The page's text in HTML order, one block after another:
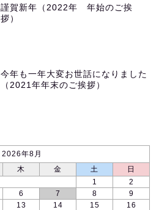
謹賀新年（2022年 年始のご挨
拶）
今年も一年大変お世話になりました
（2021年年末のご挨拶）
2026年8月
木 金 土 日
1
2
6 7 8
9
13 14 15
16